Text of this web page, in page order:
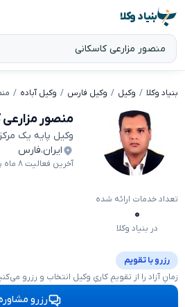
بنیاد وکلا
بنیاد وکلا وکیل وکیل فارس وکیل آباده
منصور
وکیل پایه یک
ایران،فارس
آخرین فعالیت ۸ ماه پیش
تعداد خدمات ارائه شده
۰
در بنیاد وکلا
رزرو با تقویم
زمانِ آزاد را از تقویمِ کاریِ وکیل انتخاب و رزرو
رزرو